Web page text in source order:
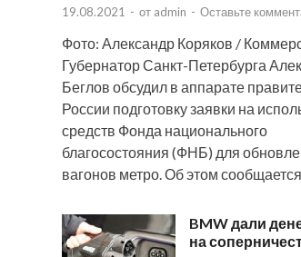
19.08.2021 - от admin - Оставьте
Фото: Александр Коряков /
Губернатор Санкт-Петербурга
Беглов обсудил в аппарате
России подготовку заявки на
средств Фонда национального
благосостояния (ФНБ) для
вагонов метро. Об этом
BMW дали
на